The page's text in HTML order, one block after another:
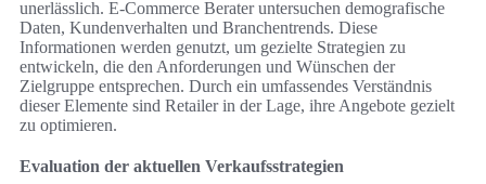
unerlässlich. E-Commerce Berater untersuchen demografische
Daten, Kundenverhalten und Branchentrends. Diese
Informationen werden genutzt, um gezielte Strategien zu
entwickeln, die den Anforderungen und Wünschen der
Zielgruppe entsprechen. Durch ein umfassendes Verständnis
dieser Elemente sind Retailer in der Lage, ihre Angebote gezielt
zu optimieren.
Evaluation der aktuellen Verkaufsstrategien